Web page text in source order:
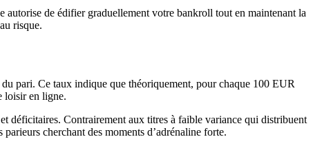
autorise de édifier graduellement votre bankroll tout en maintenant la
risque.
pari. Ce taux indique que théoriquement, pour chaque 100 EUR
loisir en ligne.
déficitaires. Contrairement aux titres à faible variance qui distribuent
cherchant des moments d’adrénaline forte.